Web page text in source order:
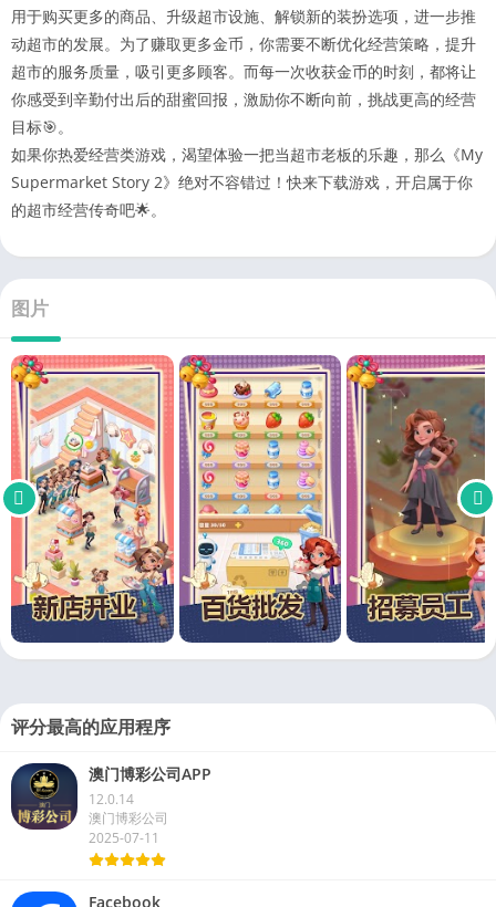
用于购买更多的商品、升级超市设施、解锁新的装扮选项，进一步推
动超市的发展。为了赚取更多金币，你需要不断优化经营策略，提升
超市的服务质量，吸引更多顾客。而每一次收获金币的时刻，都将让
你感受到辛勤付出后的甜蜜回报，激励你不断向前，挑战更高的经营
目标🎯。​
如果你热爱经营类游戏，渴望体验一把当超市老板的乐趣，那么《My
Supermarket Story 2》绝对不容错过！快来下载游戏，开启属于你
的超市经营传奇吧🌟。
图片
评分最高的应用程序
澳门博彩公司APP
12.0.14
澳门博彩公司
2025-07-11
Facebook